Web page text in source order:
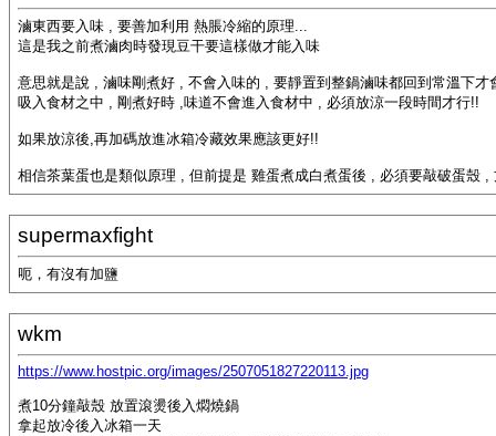
滷東西要入味 , 要善加利用 熱脹冷縮的原理...
這是我之前煮滷肉時發現豆干要這樣做才能入味
意思就是說 , 滷味剛煮好 , 不會入味的 , 要靜置到整鍋滷味都回到常溫下才
吸入食材之中 , 剛煮好時 ,味道不會進入食材中 , 必須放涼一段時間才行!!
如果放涼後,再加碼放進冰箱冷藏效果應該更好!!
相信茶葉蛋也是類似原理 , 但前提是 雞蛋煮成白煮蛋後 , 必須要敲破蛋殼
supermaxfight
呃，有沒有加鹽
wkm
https://www.hostpic.org/images/2507051827220113.jpg
煮10分鐘敲殼 放置滾燙後入燜燒鍋
拿起放冷後入冰箱一天